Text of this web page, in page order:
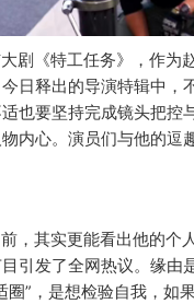
剧《特工任务》，作
今日释出的导演特辑中，
也要坚持完成镜头把
内心。演员们与他的
，其实更能看出他的个
引发了全网热议。缘
圈”，是想检验自我，如